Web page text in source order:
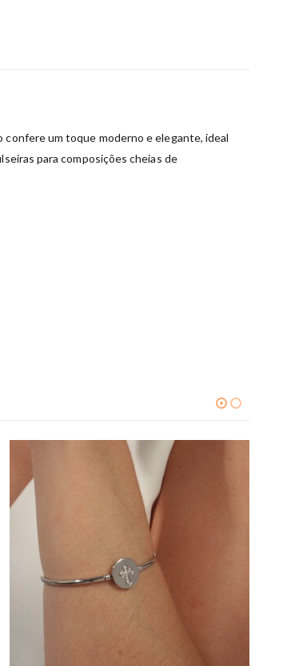
confere um toque moderno e elegante, ideal
para composições cheias de